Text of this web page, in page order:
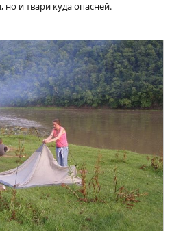
и твари куда опасней.